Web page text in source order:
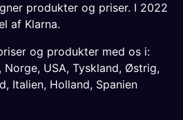
produkter og priser. I 2022
af Klarna.
og produkter med os i:
, Norge, USA, Tyskland, Østrig,
, Italien, Holland, Spanien